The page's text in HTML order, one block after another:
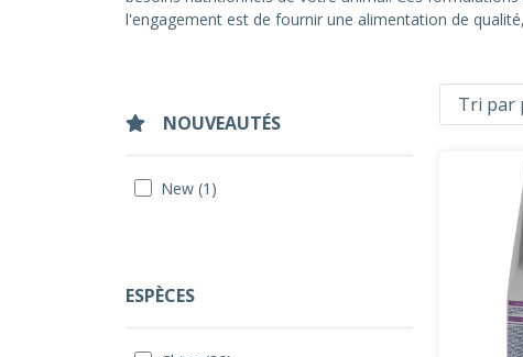
l'engagement est de fournir une alimentation de
NOUVEAUTÉS
New (1)
ESPÈCES